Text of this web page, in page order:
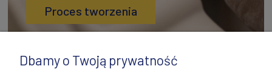
Proces tworzenia
Dbamy o Twoją prywatność